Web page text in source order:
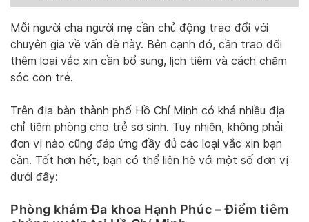
Mỗi người cha người mẹ cần chủ động trao đổi với
chuyên gia về vấn đề này. Bên cạnh đó, cần trao đổi
thêm loại vắc xin cần bổ sung, lịch tiêm và cách chăm
sóc con trẻ.
Trên địa bàn thành phố Hồ Chí Minh có khá nhiều địa
chỉ tiêm phòng cho trẻ sơ sinh. Tuy nhiên, không phải
đơn vị nào cũng đáp ứng đầy đủ các loại vắc xin bạn
cần. Tốt hơn hết, bạn có thể liên hệ với một số đơn vị
dưới đây:
Phòng khám Đa khoa Hạnh Phúc – Điểm tiêm